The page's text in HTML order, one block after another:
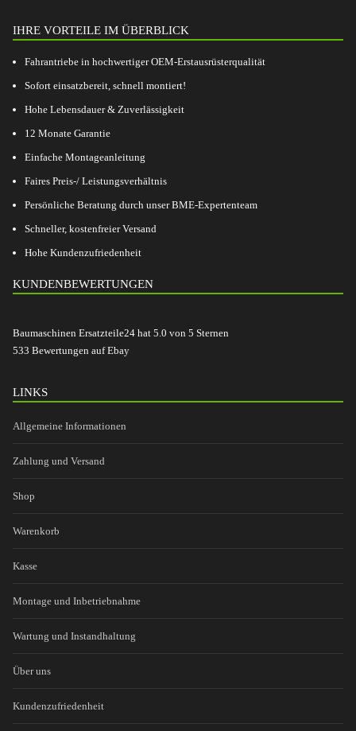
IHRE VORTEILE IM ÜBERBLICK
Fahrantriebe in hochwertiger OEM-Erstausrüsterqualität
Sofort einsatzbereit, schnell montiert!
Hohe Lebensdauer & Zuverlässigkeit
12 Monate Garantie
Einfache Montageanleitung
Faires Preis-/ Leistungsverhältnis
Persönliche Beratung durch unser BME-Expertenteam
Schneller, kostenfreier Versand
Hohe Kundenzufriedenheit
KUNDENBEWERTUNGEN
Baumaschinen Ersatzteile24 hat 5.0 von 5 Sternen
533 Bewertungen auf Ebay
LINKS
Allgemeine Informationen
Zahlung und Versand
Shop
Warenkorb
Kasse
Montage und Inbetriebnahme
Wartung und Instandhaltung
Über uns
Kundenzufriedenheit